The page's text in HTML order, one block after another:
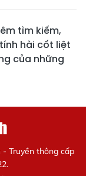
tìm kiếm,
hài cốt liệt
của những
- Truyền thông cấp